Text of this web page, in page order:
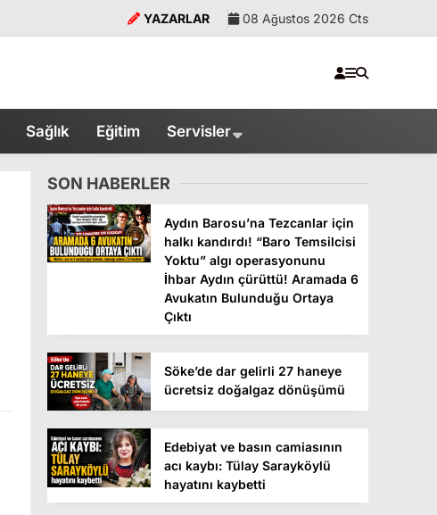
YAZARLAR 08 Ağustos 2026 Cts
Sağlık Eğitim Servisler
SON HABERLER
Aydın Barosu’na Tezcanlar için
halkı kandırdı! “Baro Temsilcisi
Yoktu” algı operasyonunu
İhbar Aydın çürüttü! Aramada 6
Avukatın Bulunduğu Ortaya
Çıktı
Söke’de dar gelirli 27 haneye
ücretsiz doğalgaz dönüşümü
Edebiyat ve basın camiasının
acı kaybı: Tülay Sarayköylü
hayatını kaybetti